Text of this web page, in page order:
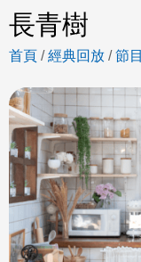
長青樹
首頁 /經典回放 /節目